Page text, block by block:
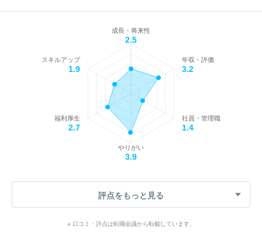
成長・将来性
2.5
年収・評価
3.2
社員・管理職
1.4
やりがい
3.9
福利厚生
2.7
スキルアップ
1.9
評点をもっと見る
※ 口コミ・評点は転職会議から転載しています。